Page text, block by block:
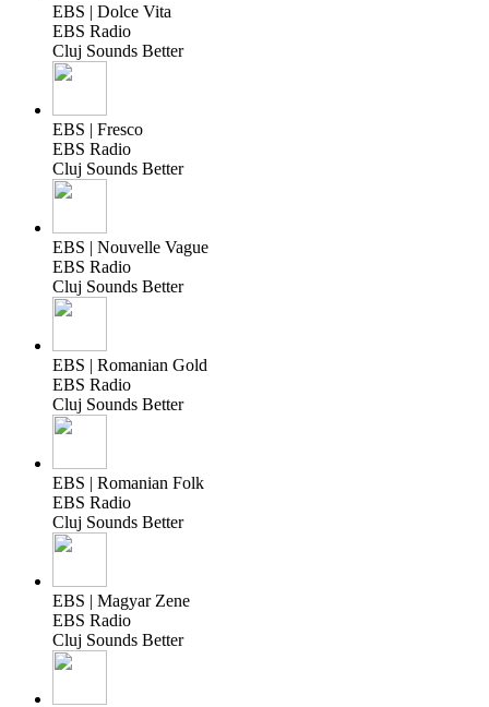
EBS | Dolce Vita
EBS Radio
Cluj Sounds Better
EBS | Fresco
EBS Radio
Cluj Sounds Better
EBS | Nouvelle Vague
EBS Radio
Cluj Sounds Better
EBS | Romanian Gold
EBS Radio
Cluj Sounds Better
EBS | Romanian Folk
EBS Radio
Cluj Sounds Better
EBS | Magyar Zene
EBS Radio
Cluj Sounds Better